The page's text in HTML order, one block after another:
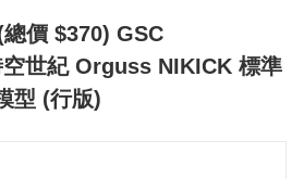
價 $370) GSC
世紀 Orguss NIKICK 標準
型 (行版)